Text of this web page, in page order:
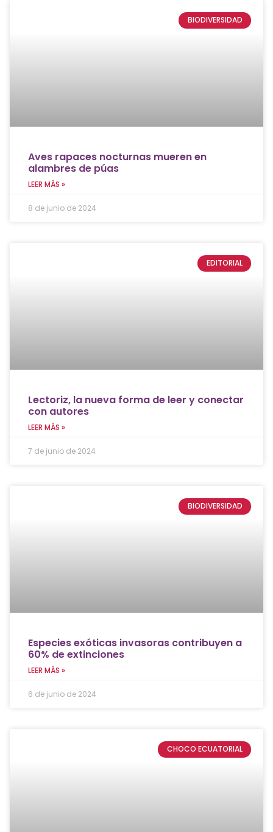
BIODIVERSIDAD
Aves rapaces nocturnas mueren en
alambres de púas
LEER MÁS »
8 de junio de 2024
EDITORIAL
Lectoriz, la nueva forma de leer y conectar
con autores
LEER MÁS »
7 de junio de 2024
BIODIVERSIDAD
Especies exóticas invasoras contribuyen a
60% de extinciones
LEER MÁS »
6 de junio de 2024
CHOCO ECUATORIAL